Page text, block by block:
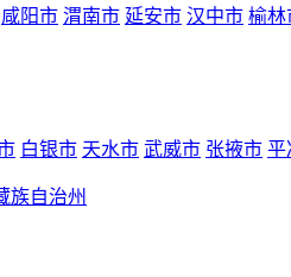
咸阳市 渭南市 延安市 汉中市 榆林
白银市 天水市 武威市 张掖市 平
族自治州